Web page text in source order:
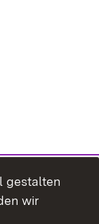
gestalten
wir